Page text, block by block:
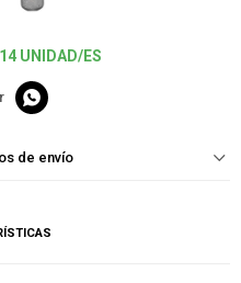
UNIDAD/ES

de envío